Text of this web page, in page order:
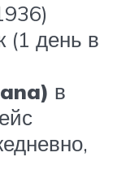
(1 день в
в